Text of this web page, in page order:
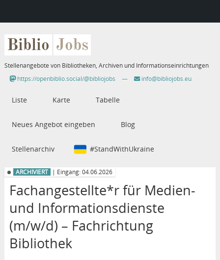
Biblio Jobs
Stellenangebote von Bibliotheken, Archiven und Informationseinrichtungen
https://openbiblio.social/@bibliojobs
— info@bibliojobs.eu
Liste Karte Tabelle
Neues Angebot eingeben Blog
Stellenarchiv #StandWithUkraine
ARCHIVIERT | Eingang: 04.06.2026
Fachangestellte*r für Medien-
und Informationsdienste
(m/w/d) – Fachrichtung
Bibliothek